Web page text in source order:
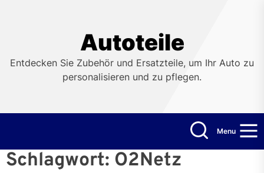
Autoteile
Entdecken Sie Zubehör und Ersatzteile, um Ihr Auto zu
personalisieren und zu pflegen.
Menu
Schlagwort: O2Netz